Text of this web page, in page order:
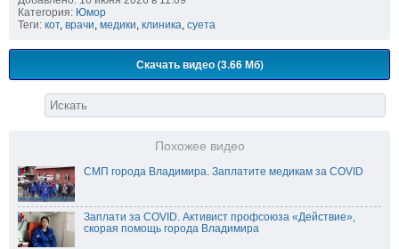
Категория: Юмор
Теги: кот, врачи, медики, клиника, суета
Скачать видео (3.66 Мб)
Похожее видео
СМП города Владимира. Заплатите медикам за COVID
Заплати за COVID. Активист профсоюза «Действие»,
скорая помощь города Владимира